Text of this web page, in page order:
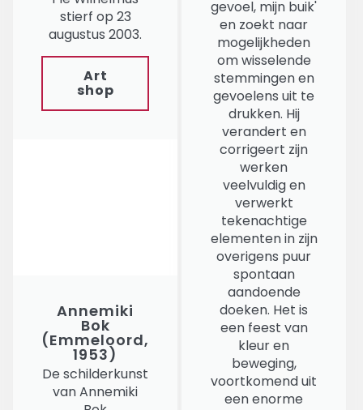
stierf op 23
augustus 2003.
Art
shop
Annemiki
Bok
(Emmeloord,
1953)
De schilderkunst
van Annemiki
gevoel, mijn buik'
en zoekt naar
mogelijkheden
om wisselende
stemmingen en
gevoelens uit te
drukken. Hij
verandert en
corrigeert zijn
werken
veelvuldig en
verwerkt
tekenachtige
elementen in zijn
overigens puur
spontaan
aandoende
doeken. Het is
een feest van
kleur en
beweging,
voortkomend uit
een enorme